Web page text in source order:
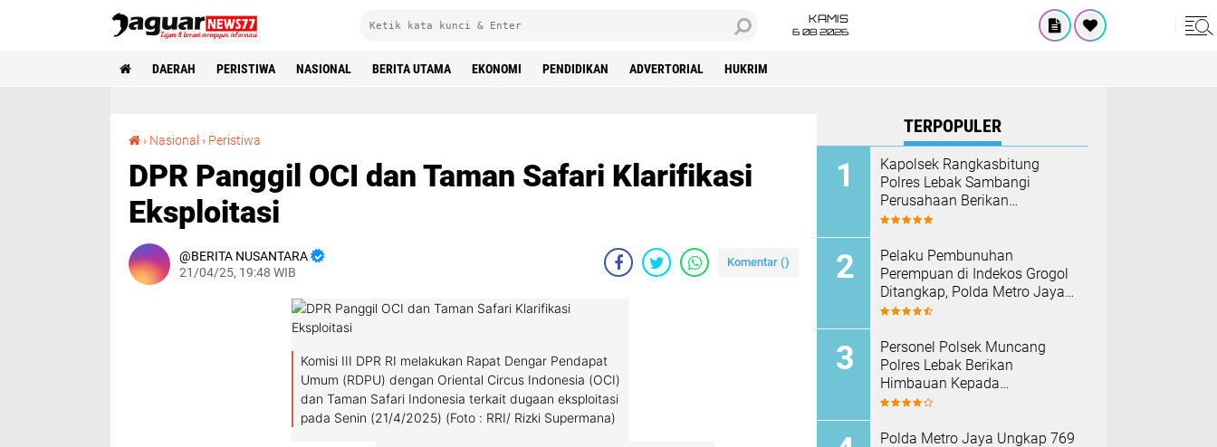
KAMIS
6 08 2026
DAERAH PERISTIWA NASIONAL BERITA UTAMA EKONOMI PENDIDIKAN ADVERTORIAL HUKRIM
› Nasional › Peristiwa
DPR Panggil OCI dan Taman Safari Klarifikasi
Eksploitasi
BERITA NUSANTARA
21/04/25, 19:48 WIB
Komentar ()
Komisi III DPR RI melakukan Rapat Dengar Pendapat
Umum (RDPU) dengan Oriental Circus Indonesia (OCI)
dan Taman Safari Indonesia terkait dugaan eksploitasi
pada Senin (21/4/2025) (Foto : RRI/ Rizki Supermana)
TERPOPULER
Kapolsek Rangkasbitung
Polres Lebak Sambangi
Perusahaan Berikan
Himbauan Cegah Kebakaran
Pelaku Pembunuhan
Perempuan di Indekos Grogol
Ditangkap, Polda Metro Jaya
Sita Palu dan Sejumlah
Personel Polsek Muncang
Polres Lebak Berikan
Himbauan Kepada
Masyarakat Agar Tidak
Polda Metro Jaya Ungkap 769